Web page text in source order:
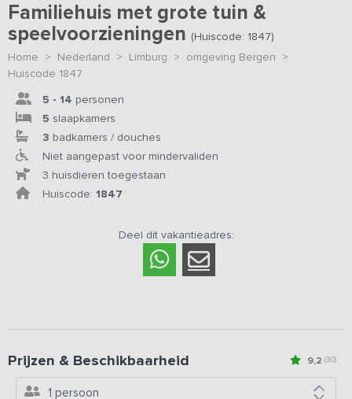
Familiehuis met grote tuin &
speelvoorzieningen (Huiscode: 1847)
Home > Nederland > Limburg > omgeving Bergen >
Huiscode 1847
5 - 14 personen
5 slaapkamers
3 badkamers / douches
Niet aangepast voor mindervaliden
3 huisdieren toegestaan
Huiscode: 1847
Deel dit vakantieadres:
9,2 (30)
Prijzen & Beschikbaarheid
1 persoon